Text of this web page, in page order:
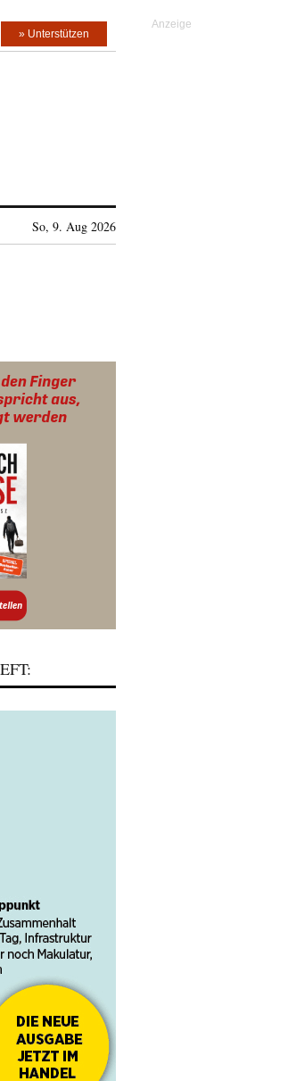
» Unterstützen
So, 9. Aug 2026